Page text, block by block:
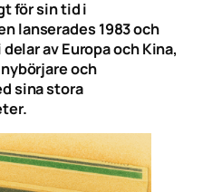
för sin tid i
lanserades 1983 och
av Europa och Kina,
och
sina stora